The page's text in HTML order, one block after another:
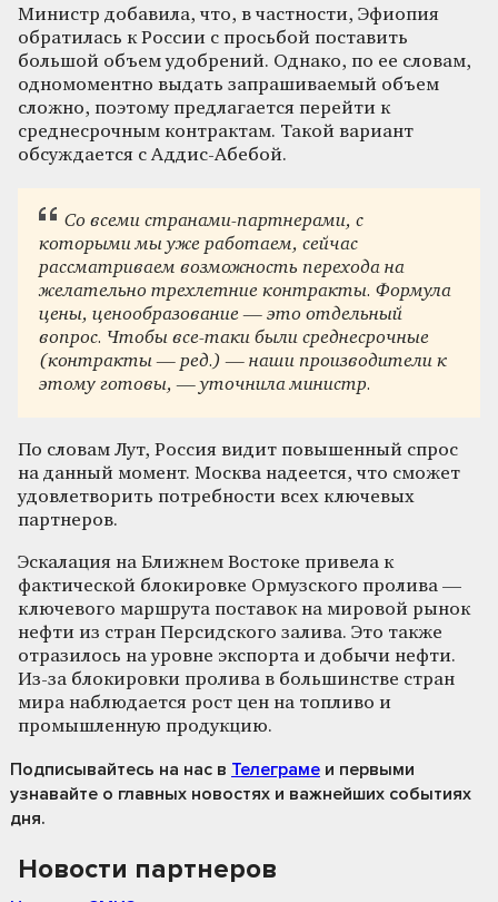
Министр добавила, что, в частности, Эфиопия
обратилась к России с просьбой поставить
большой объем удобрений. Однако, по ее словам,
одномоментно выдать запрашиваемый объем
сложно, поэтому предлагается перейти к
среднесрочным контрактам. Такой вариант
обсуждается с Аддис-Абебой.
Со всеми странами-партнерами, с
которыми мы уже работаем, сейчас
рассматриваем возможность перехода на
желательно трехлетние контракты. Формула
цены, ценообразование — это отдельный
вопрос. Чтобы все-таки были среднесрочные
(контракты — ред.) — наши производители к
этому готовы, — уточнила министр.
По словам Лут, Россия видит повышенный спрос
на данный момент. Москва надеется, что сможет
удовлетворить потребности всех ключевых
партнеров.
Эскалация на Ближнем Востоке привела к
фактической блокировке Ормузского пролива —
ключевого маршрута поставок на мировой рынок
нефти из стран Персидского залива. Это также
отразилось на уровне экспорта и добычи нефти.
Из-за блокировки пролива в большинстве стран
мира наблюдается рост цен на топливо и
промышленную продукцию.
Подписывайтесь на нас в Телеграме и первыми
узнавайте о главных новостях и важнейших событиях
дня.
Новости партнеров